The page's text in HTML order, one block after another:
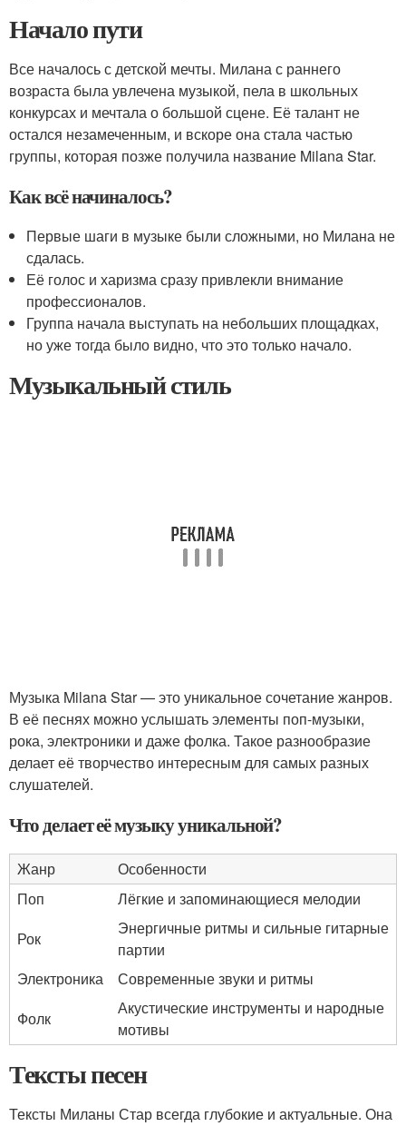
Начало пути
Все началось с детской мечты. Милана с раннего
возраста была увлечена музыкой, пела в школьных
конкурсах и мечтала о большой сцене. Её талант не
остался незамеченным, и вскоре она стала частью
группы, которая позже получила название Milana Star.
Как всё начиналось?
Первые шаги в музыке были сложными, но Милана не
сдалась.
Её голос и харизма сразу привлекли внимание
профессионалов.
Группа начала выступать на небольших площадках,
но уже тогда было видно, что это только начало.
Музыкальный стиль
Музыка Milana Star — это уникальное сочетание жанров.
В её песнях можно услышать элементы поп-музыки,
рока, электроники и даже фолка. Такое разнообразие
делает её творчество интересным для самых разных
слушателей.
Что делает её музыку уникальной?
Жанр
Особенности
Поп
Лёгкие и запоминающиеся мелодии
Рок
Энергичные ритмы и сильные гитарные
партии
Электроника
Современные звуки и ритмы
Фолк
Акустические инструменты и народные
мотивы
Тексты песен
Тексты Миланы Стар всегда глубокие и актуальные. Она